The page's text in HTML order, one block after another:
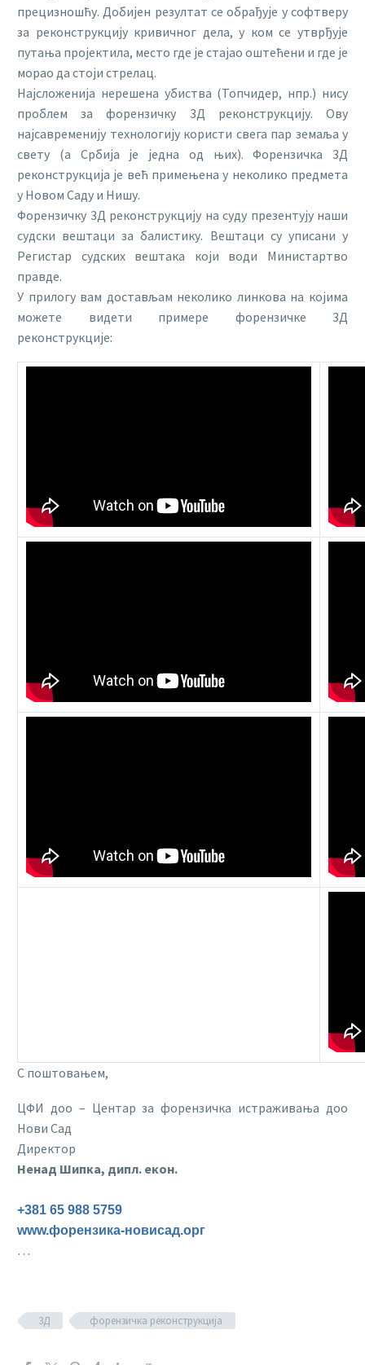
прецизношћу. Добијен резултат се обрађује у софтверу
за реконструкцију кривичног дела, у ком се утврђује
путања пројектила, место где је стајао оштећени и где је
морао да стоји стрелац.
Најсложенија нерешена убиства (Топчидер, нпр.) нису
проблем за форензичку 3Д реконструкцију. Ову
најсавременију технологију користи свега пар земаља у
свету (а Србија је једна од њих). Форензичка 3Д
реконструкција је већ примењена у неколико предмета
у Новом Саду и Нишу.
Форензичку 3Д реконструкцију на суду презентују наши
судски вештаци за балистику. Вештаци су уписани у
Регистар судских вештака који води Министартво
правде.
У прилогу вам достављам неколико линкова на којима
можете видети примере форензичке 3Д
реконструкције:
С поштовањем,
ЦФИ доо – Центар за форензичка истраживања доо
Нови Сад
Директор
Ненад Шипка, дипл. екон.
+381 65 988 5759
www.форензика-новисад.орг
…
3Д форензичка реконструкција